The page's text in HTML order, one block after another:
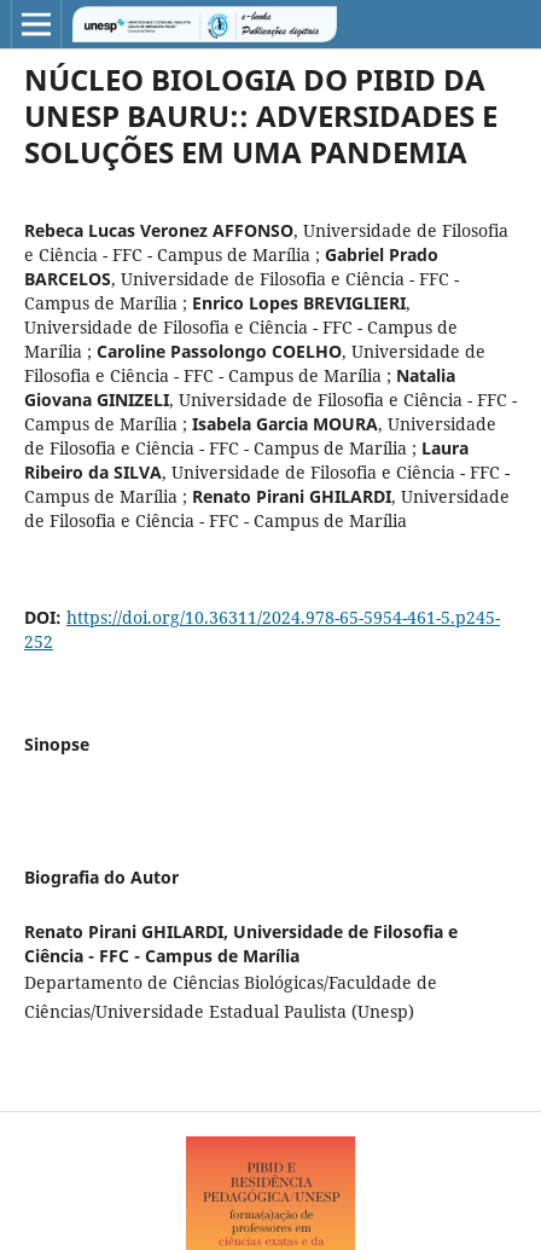
NÚCLEO BIOLOGIA DO PIBID DA
UNESP BAURU:: ADVERSIDADES E
SOLUÇÕES EM UMA PANDEMIA
Rebeca Lucas Veronez AFFONSO, Universidade de Filosofia
e Ciência - FFC - Campus de Marília ; Gabriel Prado
BARCELOS, Universidade de Filosofia e Ciência - FFC -
Campus de Marília ; Enrico Lopes BREVIGLIERI,
Universidade de Filosofia e Ciência - FFC - Campus de
Marília ; Caroline Passolongo COELHO, Universidade de
Filosofia e Ciência - FFC - Campus de Marília ; Natalia
Giovana GINIZELI, Universidade de Filosofia e Ciência - FFC -
Campus de Marília ; Isabela Garcia MOURA, Universidade
de Filosofia e Ciência - FFC - Campus de Marília ; Laura
Ribeiro da SILVA, Universidade de Filosofia e Ciência - FFC -
Campus de Marília ; Renato Pirani GHILARDI, Universidade
de Filosofia e Ciência - FFC - Campus de Marília
DOI: https://doi.org/10.36311/2024.978-65-5954-461-5.p245-
252
Sinopse
Biografia do Autor
Renato Pirani GHILARDI, Universidade de Filosofia e
Ciência - FFC - Campus de Marília
Departamento de Ciências Biológicas/Faculdade de
Ciências/Universidade Estadual Paulista (Unesp)